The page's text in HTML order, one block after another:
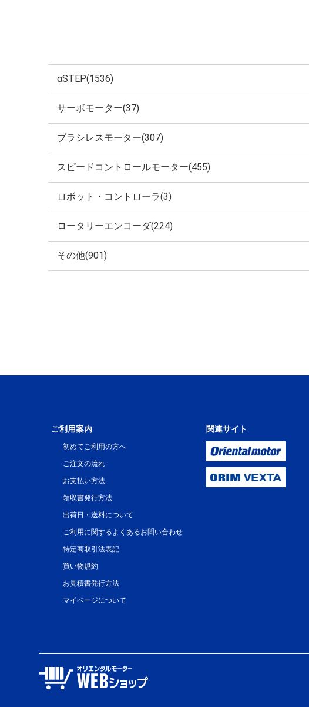
αSTEP(1536)
サーボモーター(37)
ブラシレスモーター(307)
スピードコントロールモーター(455)
ロボット・コントローラ(3)
ロータリーエンコーダ(224)
その他(901)
ご利用案内
初めてご利用の方へ
ご注文の流れ
お支払い方法
領収書発行方法
出荷日・送料について
ご利用に関するよくあるお問い合わせ
特定商取引法表記
買い物規約
お見積書発行方法
マイページについて
関連サイト